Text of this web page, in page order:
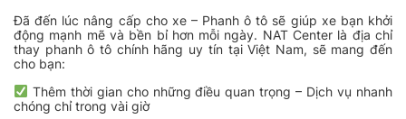
Đã đến lúc nâng cấp cho xe – Phanh ô tô sẽ giúp xe bạn khởi
động mạnh mẽ và bền bỉ hơn mỗi ngày. NAT Center là địa chỉ
thay phanh ô tô chính hãng uy tín tại Việt Nam, sẽ mang đến
cho bạn:
Thêm thời gian cho những điều quan trọng – Dịch vụ nhanh
chóng chỉ trong vài giờ